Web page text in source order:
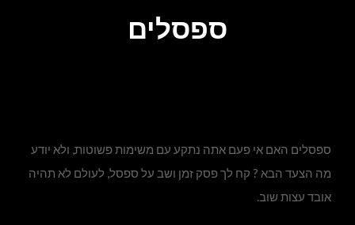
ספסלים
ספסלים האם אי פעם אתה נתקע עם משימות פשוטות, ולא יודע
מה הצעד הבא ? קח לך פסק זמן ושב על ספסל, לעולם לא תהיה
אובד עצות שוב.